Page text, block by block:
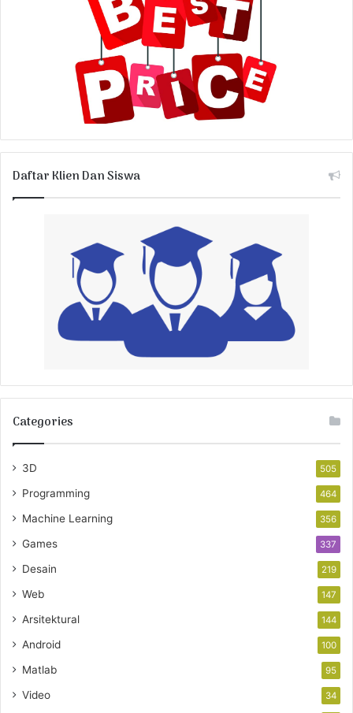
Daftar Klien Dan Siswa
Categories
3D 505
Programming 464
Machine Learning 356
Games 337
Desain 219
Web 147
Arsitektural 144
Android 100
Matlab 95
Video 34